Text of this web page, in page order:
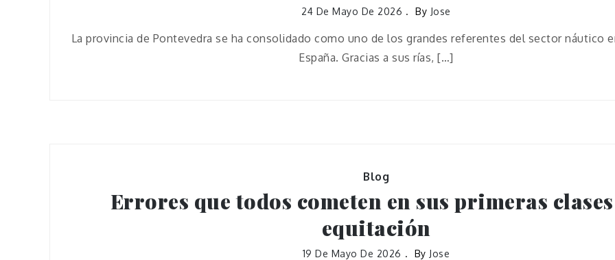
24 De Mayo De 2026 By Jose
La provincia de Pontevedra se ha consolidado como uno de los grandes referentes del sector náutico
España. Gracias a sus rías, […]
Blog
Errores que todos cometen en sus primeras
equitación
19 De Mayo De 2026 By Jose